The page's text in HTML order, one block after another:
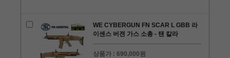
WE CYBERGUN FN SCAR L GBB 라
이센스 버젼 가스 소총 - 탠 칼라
상품가 :690,000원